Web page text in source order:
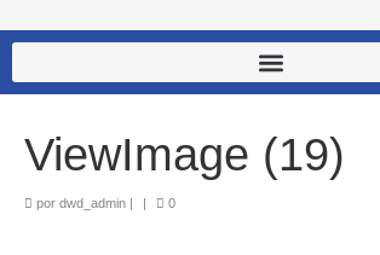
ViewImage (19)
por dwd_admin 0